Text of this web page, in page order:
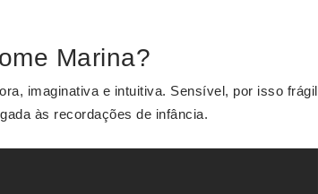
Marina?
imaginativa e intuitiva. Sensível, por isso frágil
às recordações de infância.